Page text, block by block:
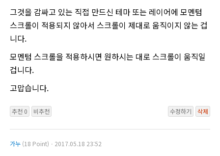
그것을 감싸고 있는 직접 만드신 테마 또는 레이어에 모멘텀
스크롤이 적용되지 않아서 스크롤이 제대로 움직이지 않는 겁
니다.
모멘텀 스크롤을 적용하시면 원하시는 대로 스크롤이 움직일
겁니다.
고맙습니다.
추천 0 비추천 수정하기 삭제
가누 (18 Point)ㆍ2017.05.18 23:52